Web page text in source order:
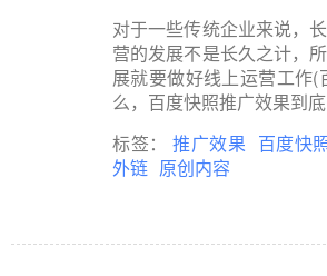
对于一些传统企业来说，
营的发展不是长久之计，
展就要做好线上运营工作(
么，百度快照推广效果到
标签： 推广效果 百度快
外链 原创内容